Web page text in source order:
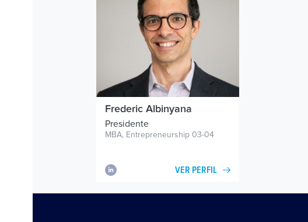
Frederic Albinyana
Presidente
MBA, Entrepreneurship 03-04
VER PERFIL